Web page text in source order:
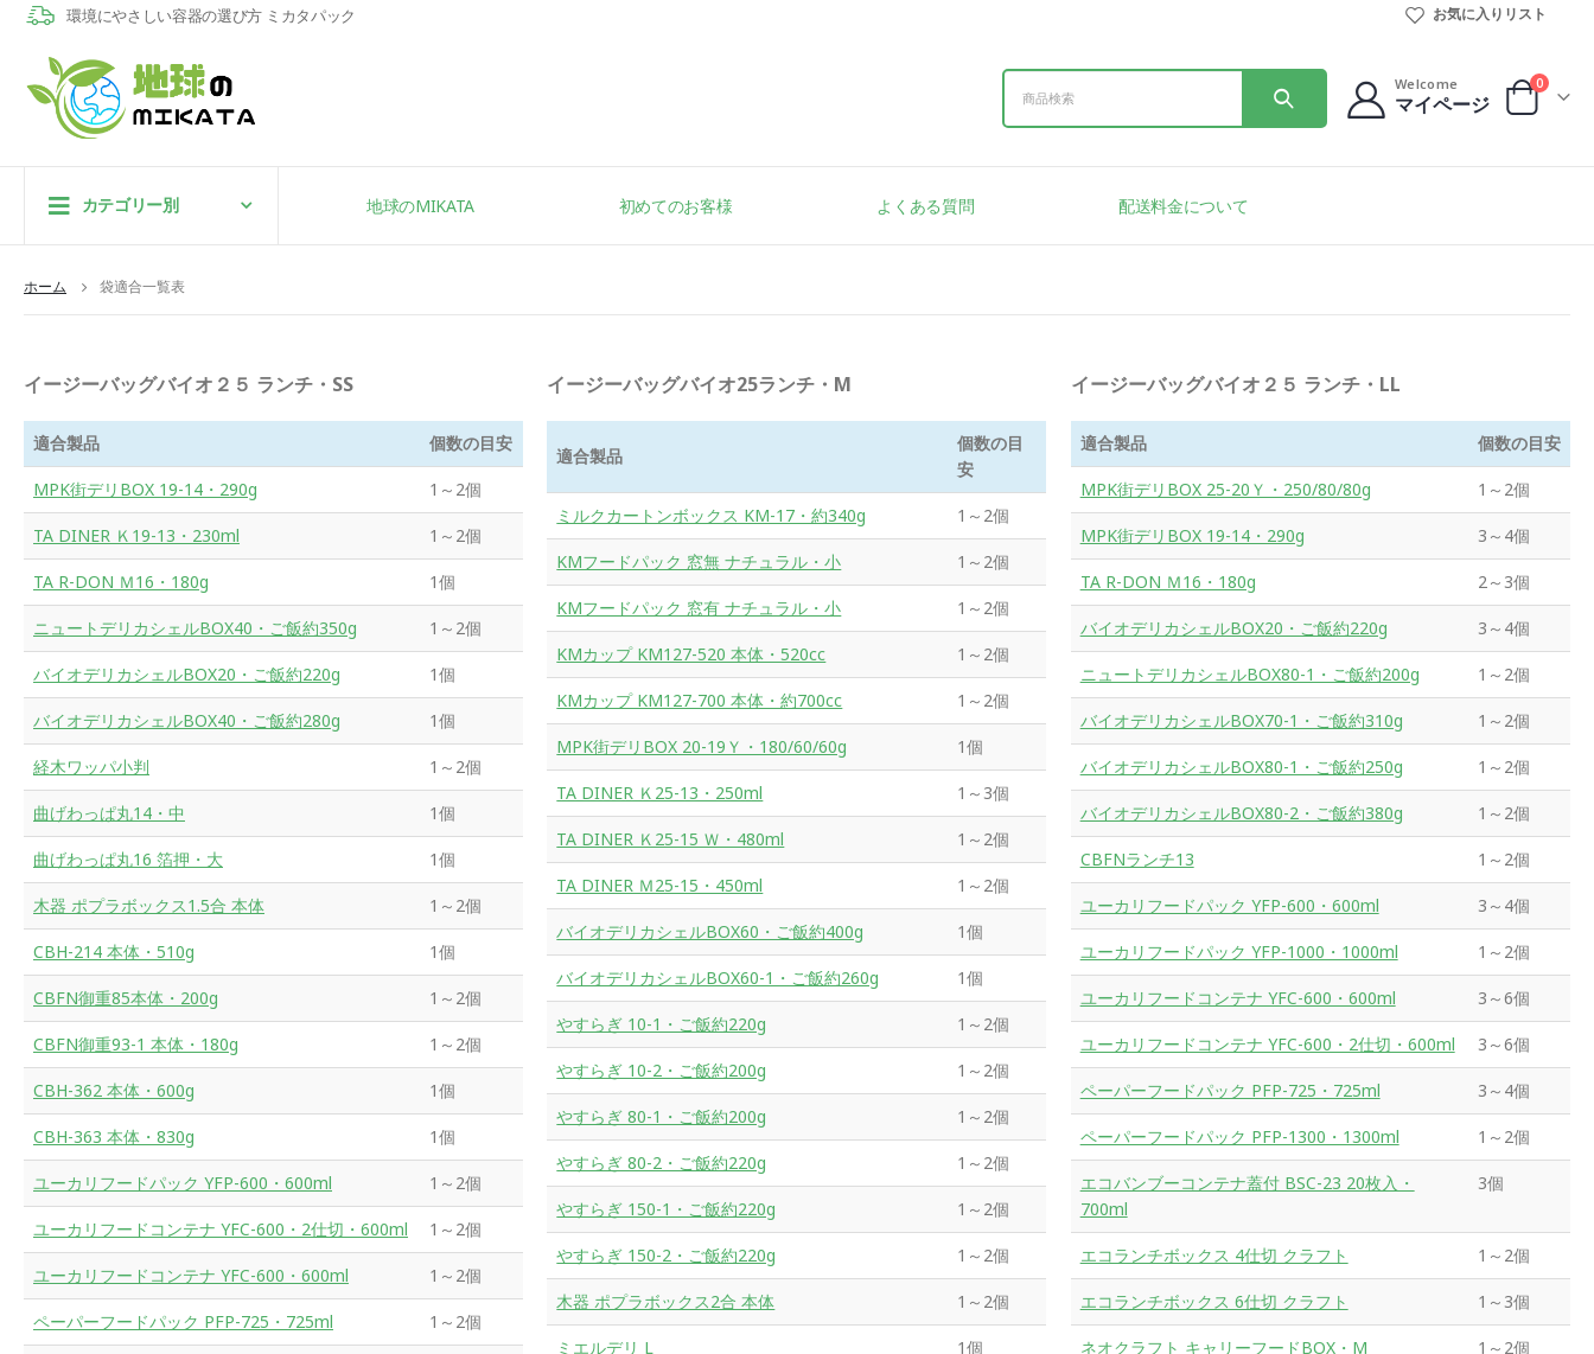
環境にやさしい容器の選び方 ミカタパック お気に入りリスト
Welcome
マイページ
0
カテゴリー別 地球のMIKATA 初めてのお客様 よくある質問 配送料金について
ホーム 袋適合一覧表
イージーバッグバイオ２５ ランチ・SS
適合製品 個数の目安
MPK街デリBOX 19-14・290g 1～2個
TA DINER Ｋ19-13・230ml 1～2個
TA R-DON Ｍ16・180g 1個
ニュートデリカシェルBOX40・ご飯約350g 1～2個
バイオデリカシェルBOX20・ご飯約220g 1個
バイオデリカシェルBOX40・ご飯約280g 1個
経木ワッパ小判 1～2個
曲げわっぱ丸14・中 1個
曲げわっぱ丸16 箔押・大 1個
木器 ポプラボックス1.5合 本体 1～2個
CBH-214 本体・510g 1個
CBFN御重85本体・200g 1～2個
CBFN御重93-1 本体・180g 1～2個
CBH-362 本体・600g 1個
CBH-363 本体・830g 1個
ユーカリフードパック YFP-600・600ml 1～2個
ユーカリフードコンテナ YFC-600・2仕切・600ml 1～2個
ユーカリフードコンテナ YFC-600・600ml 1～2個
ペーパーフードパック PFP-725・725ml 1～2個
イージーバッグバイオ25ランチ・M
適合製品
個数の目
安
ミルクカートンボックス KM-17・約340g 1～2個
KMフードパック 窓無 ナチュラル・小 1～2個
KMフードパック 窓有 ナチュラル・小 1～2個
KMカップ KM127-520 本体・520cc 1～2個
KMカップ KM127-700 本体・約700cc 1～2個
MPK街デリBOX 20-19Ｙ・180/60/60g 1個
TA DINER Ｋ25-13・250ml 1～3個
TA DINER Ｋ25-15 Ｗ・480ml 1～2個
TA DINER Ｍ25-15・450ml 1～2個
バイオデリカシェルBOX60・ご飯約400g 1個
バイオデリカシェルBOX60-1・ご飯約260g 1個
やすらぎ 10-1・ご飯約220g 1～2個
やすらぎ 10-2・ご飯約200g 1～2個
やすらぎ 80-1・ご飯約200g 1～2個
やすらぎ 80-2・ご飯約220g 1～2個
やすらぎ 150-1・ご飯約220g 1～2個
やすらぎ 150-2・ご飯約220g 1～2個
木器 ポプラボックス2合 本体 1～2個
ミエルデリ L 1個
イージーバッグバイオ２５ ランチ・LL
適合製品 個数の目安
MPK街デリBOX 25-20Ｙ・250/80/80g 1～2個
MPK街デリBOX 19-14・290g 3～4個
TA R-DON Ｍ16・180g 2～3個
バイオデリカシェルBOX20・ご飯約220g 3～4個
ニュートデリカシェルBOX80-1・ご飯約200g 1～2個
バイオデリカシェルBOX70-1・ご飯約310g 1～2個
バイオデリカシェルBOX80-1・ご飯約250g 1～2個
バイオデリカシェルBOX80-2・ご飯約380g 1～2個
CBFNランチ13 1～2個
ユーカリフードパック YFP-600・600ml 3～4個
ユーカリフードパック YFP-1000・1000ml 1～2個
ユーカリフードコンテナ YFC-600・600ml 3～6個
ユーカリフードコンテナ YFC-600・2仕切・600ml 3～6個
ペーパーフードパック PFP-725・725ml 3～4個
ペーパーフードパック PFP-1300・1300ml 1～2個
エコバンブーコンテナ蓋付 BSC-23 20枚入・
700ml
3個
エコランチボックス 4仕切 クラフト 1～2個
エコランチボックス 6仕切 クラフト 1～3個
ネオクラフト キャリーフードBOX・M 1～2個